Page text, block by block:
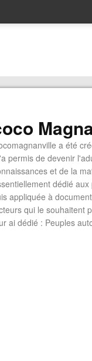
a été
permis de devenir
et de la
dédié aux
appliquée à
qui le souhaitent
ai dédié : Peuples